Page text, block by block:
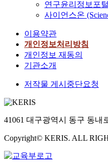
연구윤리정보포
사이언스온
이용약관
개인정보처리방침
개인정보 재동의
기관소개
저작물 게시중단요청
41061 대구광역시 동구 동내
Copyright© KERIS. ALL